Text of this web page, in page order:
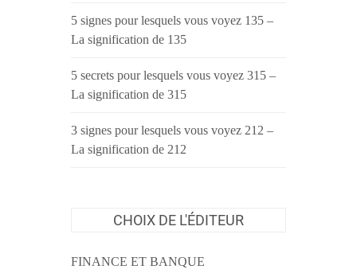
5 signes pour lesquels vous voyez 135 –
La signification de 135
5 secrets pour lesquels vous voyez 315 –
La signification de 315
3 signes pour lesquels vous voyez 212 –
La signification de 212
CHOIX DE L'ÉDITEUR
FINANCE ET BANQUE